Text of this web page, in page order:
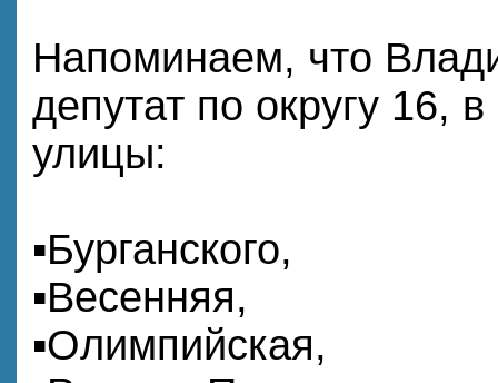
Напоминаем, что
депутат по округу 16,
улицы:
▪️Бурганского,
▪️Весенняя,
▪️Олимпийская,